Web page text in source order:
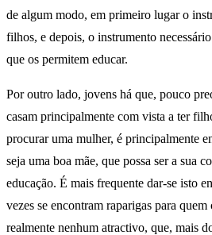
de algum modo, em primeiro lugar o
filhos, e depois, o instrumento
que os permitem educar.
Por outro lado, jovens há que, pouco
casam principalmente com vista a ter
procurar uma mulher, é principalmente
seja uma boa mãe, que possa ser a sua
educação. É mais frequente dar-se isto
vezes se encontram raparigas para
realmente nenhum atractivo, que, mais